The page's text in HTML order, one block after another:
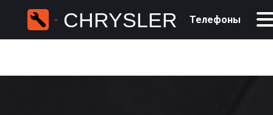
CHRYSLER Телефоны